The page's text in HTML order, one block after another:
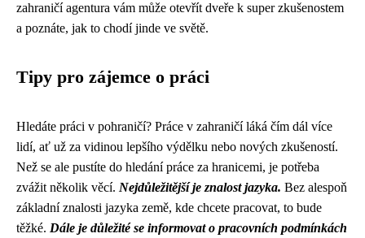
zahraničí agentura vám může otevřít dveře k super zkušenostem
a poznáte, jak to chodí jinde ve světě.
Tipy pro zájemce o práci
Hledáte práci v pohraničí? Práce v zahraničí láká čím dál více
lidí, ať už za vidinou lepšího výdělku nebo nových zkušeností.
Než se ale pustíte do hledání práce za hranicemi, je potřeba
zvážit několik věcí. Nejdůležitější je znalost jazyka. Bez alespoň
základní znalosti jazyka země, kde chcete pracovat, to bude
těžké. Dále je důležité se informovat o pracovních podmínkách